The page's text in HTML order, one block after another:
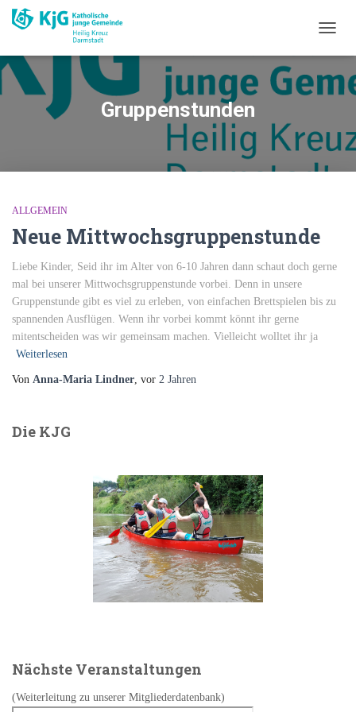
Gruppenstunden
ALLGEMEIN
Neue Mittwochsgruppenstunde
Liebe Kinder, Seid ihr im Alter von 6-10 Jahren dann schaut doch gerne
mal bei unserer Mittwochsgruppenstunde vorbei. Denn in unsere
Gruppenstunde gibt es viel zu erleben, von einfachen Brettspielen bis zu
spannenden Ausflügen. Wenn ihr vorbei kommt könnt ihr gerne
mitentscheiden was wir gemeinsam machen. Vielleicht wolltet ihr ja
Weiterlesen
Von Anna-Maria Lindner, vor 2 Jahren
Die KJG
Nächste Veranstaltungen
(Weiterleitung zu unserer Mitgliederdatenbank)